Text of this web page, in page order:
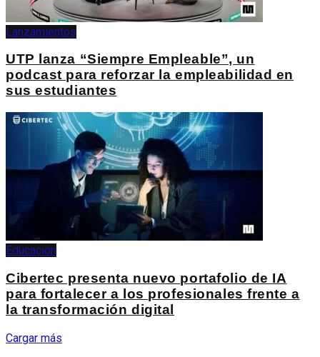
Lanzamientos
UTP lanza “Siempre Empleable”, un
podcast para reforzar la empleabilidad en
sus estudiantes
Educación
Cibertec presenta nuevo portafolio de IA
para fortalecer a los profesionales frente a
la transformación digital
Cargar más